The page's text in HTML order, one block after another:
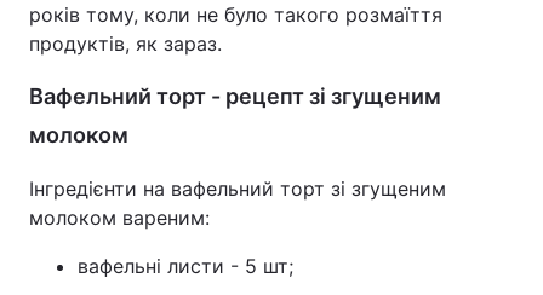
років тому, коли не було такого розмаїття
продуктів, як зараз.
Вафельний торт - рецепт зі згущеним
молоком
Інгредієнти на вафельний торт зі згущеним
молоком вареним:
вафельні листи - 5 шт;